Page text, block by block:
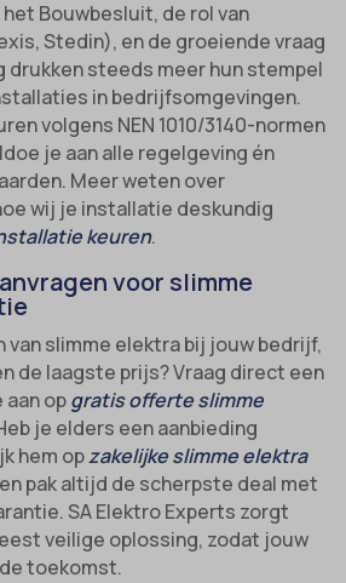
Bouwbesluit, de rol van
Stedin), en de groeiende vraag
drukken steeds meer hun stempel
in bedrijfsomgevingen.
volgens NEN 1010/3140-normen
je aan alle regelgeving én
Meer weten over
wij je installatie deskundig
keuren.
voor slimme
slimme elektra bij jouw bedrijf,
de laagste prijs? Vraag direct een
opgratis offerte slimme
je elders een aanbieding
hem opzakelijke slimme elektra
pak altijd de scherpste deal met
SA Elektro Experts zorgt
veilige oplossing, zodat jouw
toekomst.